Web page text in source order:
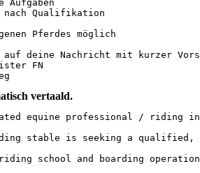
Aufgaben
Qualifikation
Pferdes möglich
auf deine Nachricht mit kurzer
FN
vertaald.
equine professional / riding
stable is seeking a
school and boarding